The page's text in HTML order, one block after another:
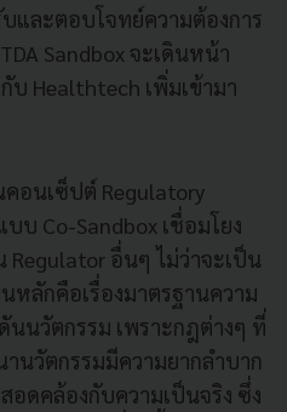
และตอบโจทย์ความต้องการ
Sandbox จะเดินหน้า
Healthtech เพิ่มเข้ามา
คอนเซ็ปต์ Regulatory
บ Co-Sandbox เชื่อมโยง
อื่นๆ ไม่ว่าจะเป็น
หลักคือเรื่องมาตรฐานความ
นวัตกรรม เพราะกฎต่างๆ ที่
นวัตกรรมมีความยากลำบาก
อดคล้องกับความเป็นจริง ซึ่ง